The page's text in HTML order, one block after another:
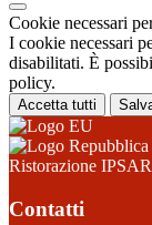
Cookie necessari
I cookie necessari
disabilitati. È
policy.
Accetta tutti
Ristorazione
Contatti